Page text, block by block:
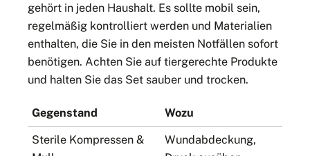
gehört in jeden Haushalt. Es sollte mobil sein,
regelmäßig kontrolliert werden und Materialien
enthalten, die Sie in den meisten Notfällen sofort
benötigen. Achten Sie auf tiergerechte Produkte
und halten Sie das Set sauber und trocken.
Gegenstand Wozu
Sterile Kompressen &
Wundabdeckung,